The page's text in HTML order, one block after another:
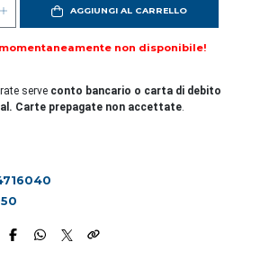
AGGIUNGI AL CARRELLO
non disponibile!
serve conto bancario o carta di debito
Carte prepagate non accettate.